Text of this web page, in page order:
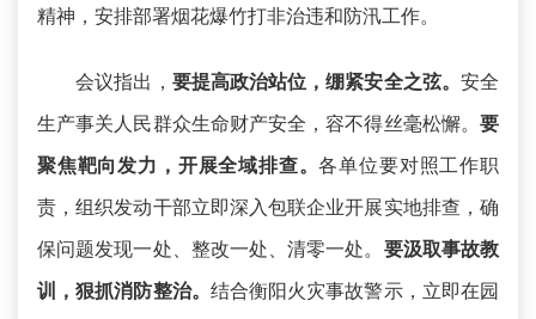
精神，安排部署烟花爆竹打非治违和防汛工作。
会议指出， 要提高政治站位，绷紧安全之弦。 安全
生产事关人民群众生命财产安全，容不得丝毫松懈。 要
聚焦靶向发力，开展全域排查。各单位要对照工作职
责，组织发动干部立即深入包联企业开展实地排查，确
保问题发现一处、整改一处、清零一处。 要汲取事故教
训，狠抓消防整治。 结合衡阳火灾事故警示，立即在园